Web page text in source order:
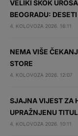
VELIKI SKOK
BEOGRADU:
4. KOLOVOZA 2026. 16:11
NEMA VIŠE
STORE
4. KOLOVOZA 2026. 12:07
SJAJNA VIJEST ZA
UPRAŽNJENU
4. KOLOVOZA 2026. 10:11